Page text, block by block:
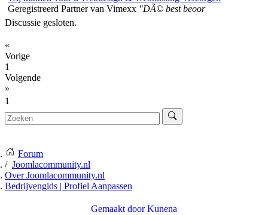
Geregistreerd Partner van Vimexx "DÃ© best beoor
Discussie gesloten.
«
Vorige
1
Volgende
»
1
Forum
Joomlacommunity.nl
Over Joomlacommunity.nl
Bedrijvengids | Profiel Aanpassen
Gemaakt doorKunena